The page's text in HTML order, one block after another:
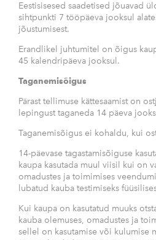
Eestisisesed saadetised jõuavad
sihtpunkti 7 tööpäeva jooksul
jõustumisest.
Erandlikel juhtumitel on õigus
45 kalendripäeva jooksul.
Taganemisõigus
Pärast tellimuse kättesaamist on
lepingust taganeda 14 päeva
Taganemisõigus ei kohaldu, kui
14-päevase tagastamisõiguse
kaupa kasutada muul viisil kui on
omadustes ja toimimises
lubatud kauba testimiseks
Kui kaupa on kasutatud muuks
kauba olemuses, omadustes ja
sellel on kasutamise või kulumise